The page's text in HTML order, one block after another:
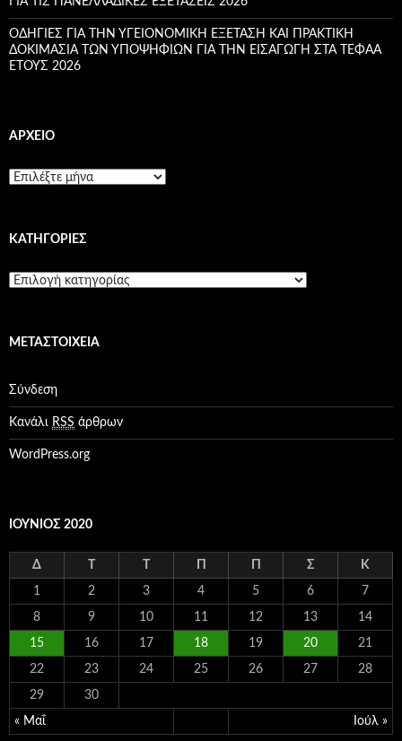
ΟΔΗΓΙΕΣ ΓΙΑ ΤΗΝ ΥΓΕΙΟΝΟΜΙΚΗ ΕΞΕΤΑΣΗ ΚΑΙ ΠΡΑΚΤΙΚΗ
ΔΟΚΙΜΑΣΙΑ ΤΩΝ ΥΠΟΨΗΦΙΩΝ ΓΙΑ ΤΗΝ ΕΙΣΑΓΩΓΗ ΣΤΑ ΤΕΦΑΑ
ETOYΣ 2026
ΑΡΧΕΊΟ
Α
ίKΑΤΗΓΟΡΊΕΣ
K
γ
ί
ε
ς
ΜΕΤΑΣΤΟΙΧΕΊΑ
Σύνδεση
Κανάλι RSS άρθρων
WordPress.org
ΙΟΎΝΙΟΣ 2020
Δ Τ Τ Π Π Σ Κ
« Μαΐ Ιούλ »
1 2 3 4 5 6 7
8 9 10 11 12 13 14
15 16 17 18 19 20 21
22 23 24 25 26 27 28
29 30